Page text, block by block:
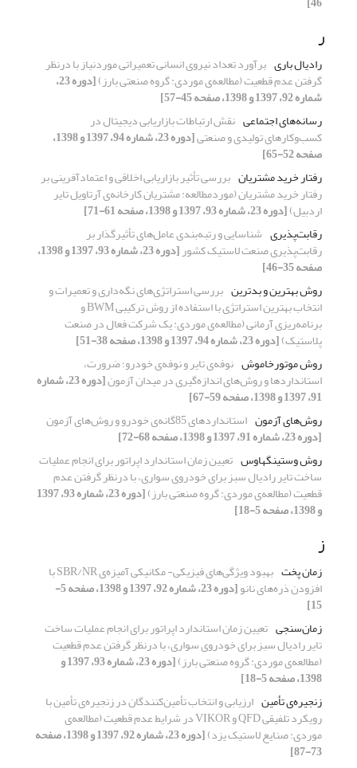
ر
رادیال باری برآورد تعداد نیروی انسانی تعمیراتی موردنیاز با درنظر
گرفتن عدم قطعیت (مطالعه‌ی موردی: گروه صنعتی بارز) [دوره 23،
شماره 92، 1397 و 1398، صفحه 45-57]
رسانه‌های اجتماعی نقش ارتباطات بازاریابی دیجیتال در
کسب‌وکارهای تولیدی و صنعتی [دوره 23، شماره 94، 1397 و 1398،
صفحه 52-65]
رفتار خرید مشتریان بررسی تأثیر بازاریابی اخلاقی و اعتمادآفرینی بر
رفتار خرید مشتریان (موردمطالعه: مشتریان کارخانه‌ی آرتاویل تایر
اردبیل)[دوره 23، شماره 93، 1397 و 1398، صفحه 61-71]
رقابت‌پذیری شناسایی و رتبه‌بندی عامل‌های تأثیرگذار بر
رقابت‌پذیری صنعت لاستیک کشور [دوره 23، شماره 93، 1397 و 1398،
صفحه 35-46]
روش بهترین و بدترین بررسی استراتژی‌های نگه‌داری و تعمیرات و
انتخاب بهترین استراتژی با استفاده از روش ترکیبی BWM و
برنامه‌ریزی آرمانی (مطالعه‌ی موردی: یک شرکت فعال در صنعت
پلاستیک)[دوره 23، شماره 94، 1397 و 1398، صفحه 38-51]
روش موتورخاموش نوفه‌ی تایر و نوفه‌ی خودرو؛ ضرورت،
استانداردها و روش‌های اندازه‌گیری در میدان آزمون [دوره 23، شماره
91، 1397 و 1398، صفحه 59-67]
روش‌های آزمون استانداردهای 85گانه‌ی خودرو و روش‌های آزمون
[دوره 23، شماره 91، 1397 و 1398، صفحه 68-72]
روش وستینگهاوس تعیین زمان استاندارد اپراتور برای انجام عملیات
ساخت تایر رادیال سبز برای خودروی سواری، با درنظر گرفتن عدم
قطعیت (مطالعه‌ی موردی: گروه صنعتی بارز) [دوره 23، شماره 93، 1397
و 1398، صفحه 5-18]
ز
زمان پخت بهبود ویژگی‌های فیزیکی- مکانیکی آمیزه‌ی SBR/NR با
افزودن ذره‌های نانو [دوره 23، شماره 92، 1397 و 1398، صفحه 5-
15]
زمان‌سنجی تعیین زمان استاندارد اپراتور برای انجام عملیات ساخت
تایر رادیال سبز برای خودروی سواری، با درنظر گرفتن عدم قطعیت
(مطالعه‌ی موردی: گروه صنعتی بارز) [دوره 23، شماره 93، 1397 و
1398، صفحه 5-18]
زنجیره‌ی تأمین ارزیابی و انتخاب تأمین‌کنندگان در زنجیره‌ی تأمین با
رویکرد تلفیقی QFD و VIKOR در شرایط عدم قطعیت (مطالعه‌ی
موردی: صنایع لاستیک یزد) [دوره 23، شماره 92، 1397 و 1398، صفحه
73-87]